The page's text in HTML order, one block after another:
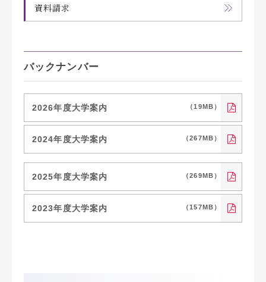
資料請求
バックナンバー
2026年度大学案内 （19MB）
2024年度大学案内 （267MB）
2025年度大学案内 （269MB）
2023年度大学案内 （157MB）